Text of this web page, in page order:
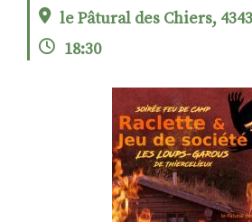
S'INSCRIRE À LA
FACEBOOK
le Pâtural des Chiers,
18:30